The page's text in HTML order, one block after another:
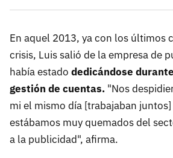
En aquel 2013, ya con los últimos
crisis, Luis salió de la empresa de
había estado dedicándose
gestión de cuentas. "Nos
mi el mismo día [trabajaban
estábamos muy quemados del
a la publicidad", afirma.